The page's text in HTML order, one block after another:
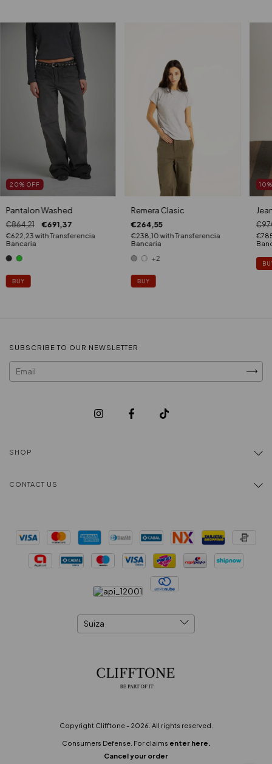
20% OFF
Pantalon Washed
€864,21 €691,37
€622,23with Transferencia
Bancaria
BUY
Remera Clasic
€264,55
€238,10with Transferencia
Bancaria
+2
BUY
10
SUBSCRIBE TO OUR NEWSLETTER
SHOP
CONTACT US
Copyright Clifftone - 2026. All rights reserved.
Consumers Defense. For claims enter here.
Cancel your order